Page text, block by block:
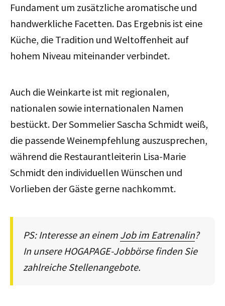
Fundament um zusätzliche aromatische und
handwerkliche Facetten. Das Ergebnis ist eine
Küche, die Tradition und Weltoffenheit auf
hohem Niveau miteinander verbindet.
Auch die Weinkarte ist mit regionalen,
nationalen sowie internationalen Namen
bestückt. Der Sommelier Sascha Schmidt weiß,
die passende Weinempfehlung auszusprechen,
während die Restaurantleiterin Lisa-Marie
Schmidt den individuellen Wünschen und
Vorlieben der Gäste gerne nachkommt.
PS: Interesse an einem Job im Eatrenalin?
In unsere HOGAPAGE-Jobbörse finden Sie
zahlreiche Stellenangebote.